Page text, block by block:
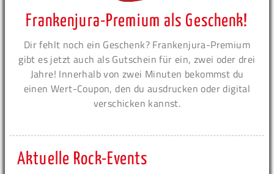
Frankenjura-Premium als Geschenk!
Dir fehlt noch ein Geschenk? Frankenjura-Premium
gibt es jetzt auch als Gutschein für ein, zwei oder drei
Jahre! Innerhalb von zwei Minuten bekommst du
einen Wert-Coupon, den du ausdrucken oder digital
verschicken kannst.
Aktuelle Rock-Events